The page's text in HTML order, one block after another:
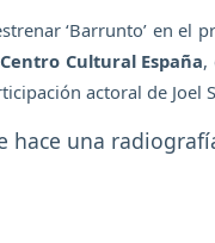
‘Barrunto’ en el
Centro Cultural España,
actoral de Joel